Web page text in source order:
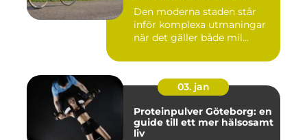
Den moderna staden står
inför komplexa utmaningar
när det gäller både mil...
03. jan
Proteinpulver Göteborg: en
guide till ett mer hälsosamt
liv